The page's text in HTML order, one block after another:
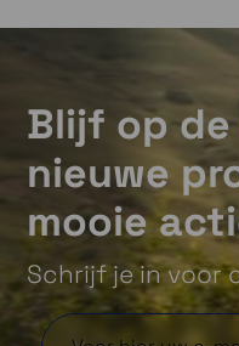
Blijf op
nieuwe
mooie
Schrijf je in voor